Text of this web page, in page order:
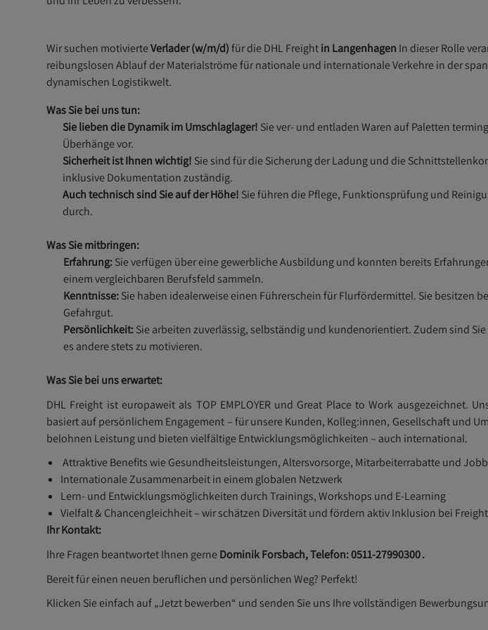
Wir suchen motivierteVerlader (w/m/d)für die DHL Freightin Langenhagen In dieser Rolle
reibungslosen Ablauf der Materialströme für nationale und internationale Verkehre in der
dynamischen Logistikwelt.
Was Sie bei uns tun:
Sie lieben die Dynamik im Umschlaglager! Siever- und entladen Waren auf Paletten
Überhänge vor.
Sicherheit ist Ihnen wichtig! Sie sind für die Sicherung der Ladung und die
inklusive Dokumentation zuständig.
Auch technisch sind Sie auf der Höhe! Sie führen die Pflege, Funktionsprüfung und
durch.
Was Sie mitbringen:
Erfahrung:Sie verfügen über eine gewerbliche Ausbildung und konnten bereits
einem vergleichbaren Berufsfeld sammeln.
Kenntnisse:Sie haben idealerweiseeinen Führerschein für Flurfördermittel. Sie besitzen
Gefahrgut.
Persönlichkeit:Sie arbeiten zuverlässig, selbständig und kundenorientiert. Zudem sind
es andere stets zu motivieren.
Was Sie bei uns erwartet:
DHL Freight ist europaweit als TOP EMPLOYER und Great Place to Work ausgezeichnet.
basiert auf persönlichem Engagement – für unsere Kunden, Kolleg:innen, Gesellschaft und
belohnen Leistung und bieten vielfältige Entwicklungsmöglichkeiten – auch international.
Attraktive Benefits wie Gesundheitsleistungen, Altersvorsorge, Mitarbeiterrabatte und
Internationale Zusammenarbeit in einem globalen Netzwerk
Lern- und Entwicklungsmöglichkeiten durch Trainings, Workshops und E-Learning
Vielfalt & Chancengleichheit – wir schätzen Diversität und fördern aktiv Inklusion bei Freight
Ihr Kontakt:
Ihre Fragen beantwortet Ihnen gerneDominik Forsbach, Telefon:0511-27990300.
Bereit für einen neuen beruflichen und persönlichen Weg? Perfekt!
Klicken Sie einfach auf „Jetzt bewerben“ und senden Sie uns Ihre vollständigen